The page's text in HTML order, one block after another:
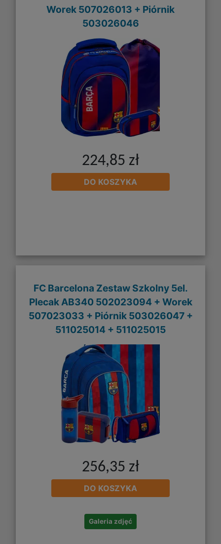
Worek 507026013 + Piórnik
503026046
224,85 zł
DO KOSZYKA
FC Barcelona Zestaw Szkolny 5el.
Plecak AB340 502023094 + Worek
507023033 + Piórnik 503026047 +
511025014 + 511025015
256,35 zł
DO KOSZYKA
Galeria zdjęć